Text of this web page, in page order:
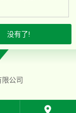
没有了!
公司